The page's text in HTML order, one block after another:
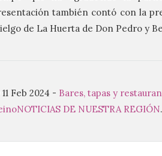
también contó con la
de La Huerta de Don Pedro y
11 Feb 2024 - Bares, tapas y
NOTICIAS DE NUESTRA REGIÓN.